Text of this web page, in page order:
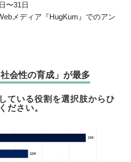
〜31日
メディア『HugKum』でのアン
会性の育成」が最多
ている役割を選択肢からひ
ださい。